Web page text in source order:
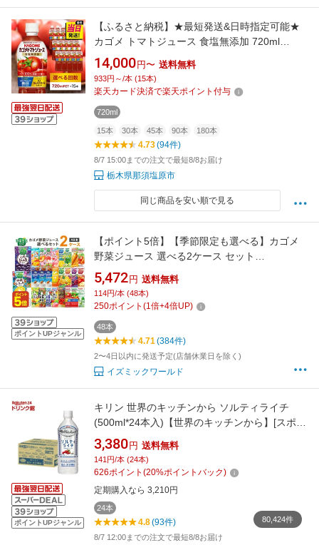
【ふるさと納税】★最短発送&日時指定可能★
カゴメ トマトジュース 食塩無添加 720ml
PET×15本【選べる回数】最強配送 栃木県 那須
塩原市 KAGOME 飲料 野菜ジュース 健康 ペッ
トボトル 定期便 機能性表示食品 リコピン
料無料
14,000 円〜 送料無料
933円～/本 (15本)
楽天カード決済で楽天ポイント付与
720ml
15本 30本 45本 90本 180本
4.73(94件)
8/7 15:00までの注文で最短8/8お届け
栃木県那須塩原市
同じ商品を安い順で見る
ポイントUPジャンル
【ポイント5倍】【季節限定も選べる】カゴメ
野菜ジュース 選べる2ケース セット
200ml/195ml 48本（24本×2ケース）野菜生活
【送料無料※一部地域は除く】 紙パック トマ
トジュース まとめ買い フルーツ 季節限定 濃厚
5,472 円 送料無料
114円/本 (48本)
250ポイント (1倍+4倍UP)
48本
4.71(384件)
2〜4日以内に発送予定(店舗休業日を除く)
イズミックワールド
ポイントUPジャンル
キリン 世界のキッチンから ソルティライチ
(500ml*24本入)【世界のキッチンから】[スポー
ツドリンク 熱中症対策 スポーツ飲料]
3,380 円 送料無料
141円/本 (24本)
626ポイント (20%ポイントバック)
定期購入なら 3,210円
24本
4.8(93件)
8/7 12:00までの注文で最短8/8お届け
80,424件